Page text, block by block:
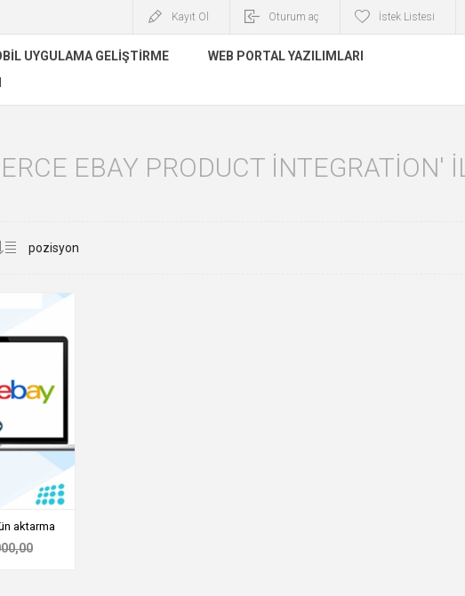
Kayıt Ol Oturum aç İstek Listesi
UYGULAMA GELIŞTIRME
WEB PORTAL YAZILIMLARI
EBAY PRODUCT INTEGRATION'
aktarma